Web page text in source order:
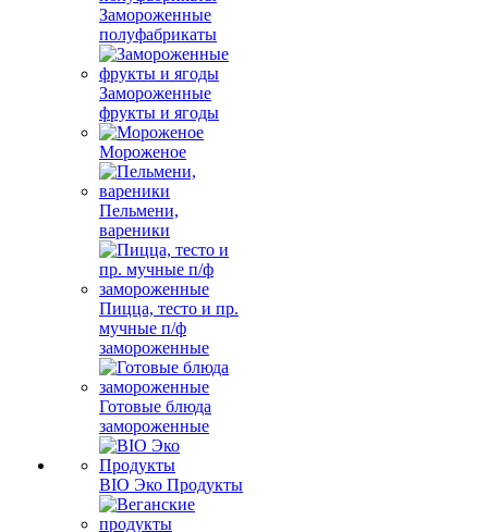
Замороженные
полуфабрикаты
Замороженные
фрукты и ягоды
Мороженое
Пельмени,
вареники
Пицца, тесто и пр.
мучные п/ф
замороженные
Готовые блюда
замороженные
BIO Эко Продукты